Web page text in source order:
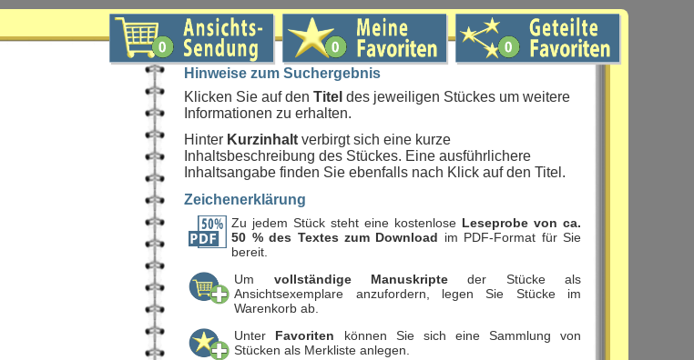
Hinweise zum Suchergebnis
Klicken Sie auf den Titel des jeweiligen Stückes um weitere
Informationen zu erhalten.
Hinter Kurzinhalt verbirgt sich eine kurze
Inhaltsbeschreibung des Stückes. Eine ausführlichere
Inhaltsangabe finden Sie ebenfalls nach Klick auf den Titel.
Zeichenerklärung
Zu jedem Stück steht eine kostenlose Leseprobe von ca.
50 % des Textes zum Download im PDF-Format für Sie
bereit.
Um vollständige Manuskripte der Stücke als
Ansichtsexemplare anzufordern, legen Sie Stücke im
Warenkorb ab.
Unter Favoriten können Sie sich eine Sammlung von
Stücken als Merkliste anlegen.